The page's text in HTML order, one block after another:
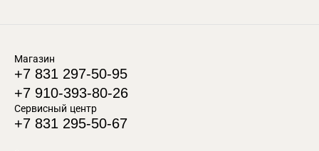
Магазин
+7 831 297-50-95
+7 910-393-80-26
Сервисный центр
+7 831 295-50-67